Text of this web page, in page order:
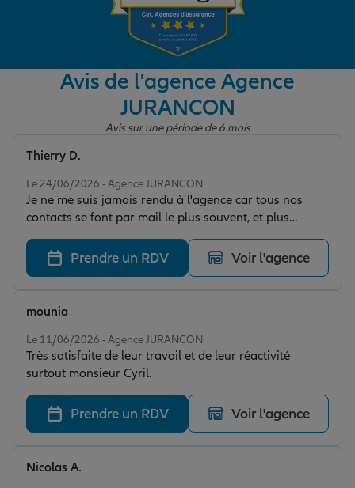
Garantie des accidents de la vie
Assurance scolaire
Protection juridique
Retraite
Tous nos devis d'assurance
Avis de l'agence Agence
JURANCON
Avis sur une période de 6 mois
Le 24/06/2026 - Agence JURANCON
Je ne me suis jamais rendu à l'agence car tous nos
contacts se font par mail le plus souvent, et plus
rarement par téléphone, mais je ne peux que remercier
le directeur d'agence et son assistante pour l' aide, la
disponibilité, mais aussi pour la réactivité de réponse à
la suite d'une demande. Merci à eux.
Thierry D.
Prendre un RDV Voir l'agence
Le 11/06/2026 - Agence JURANCON
Très satisfaite de leur travail et de leur réactivité
surtout monsieur Cyril.
mounia
Prendre un RDV Voir l'agence
Nicolas A.